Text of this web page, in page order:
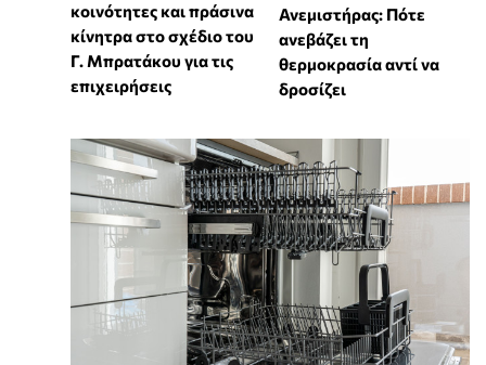
κοινότητες και πράσινα
κίνητρα στο σχέδιο του
Γ. Μπρατάκου για τις
επιχειρήσεις
Ανεμιστήρας: Πότε
ανεβάζει τη
θερμοκρασία αντί να
δροσίζει